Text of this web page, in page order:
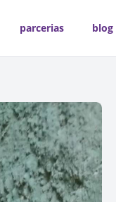
parcerias blog